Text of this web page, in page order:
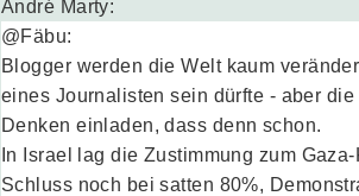
André Marty:
@Fäbu:
Blogger werden die Welt kaum
eines Journalisten sein dürfte - aber
Denken einladen, dass denn schon.
In Israel lag die Zustimmung zum
Schluss noch bei satten 80%,